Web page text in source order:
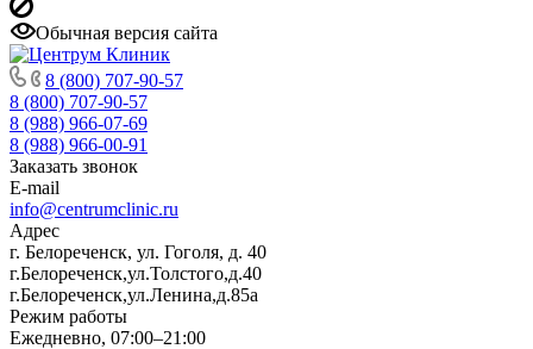
Обычная версия сайта
8 (800) 707-90-57
8 (800) 707-90-57
8 (988) 966-07-69
8 (988) 966-00-91
Заказать звонок
E-mail
info@centrumclinic.ru
Адрес
г. Белореченск, ул. Гоголя, д. 40
г.Белореченск,ул.Толстого,д.40
г.Белореченск,ул.Ленина,д.85а
Режим работы
Ежедневно, 07:00–21:00